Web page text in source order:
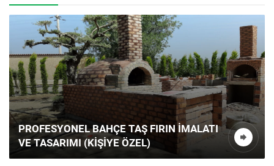
PROFESYONEL BAHÇE TAŞ FIRIN İMALATI
VE TASARIMI (KIŞIYE ÖZEL)
Müşteri Temsilcisi